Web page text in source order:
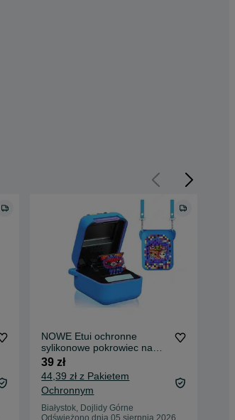
NOWE Etui ochronne
sylikonowe pokrowiec na
BITZEE + smycz
NIEBIESKIE
39 zł
44,39 zł z Pakietem
Ochronnym
Białystok, Dojlidy Górne